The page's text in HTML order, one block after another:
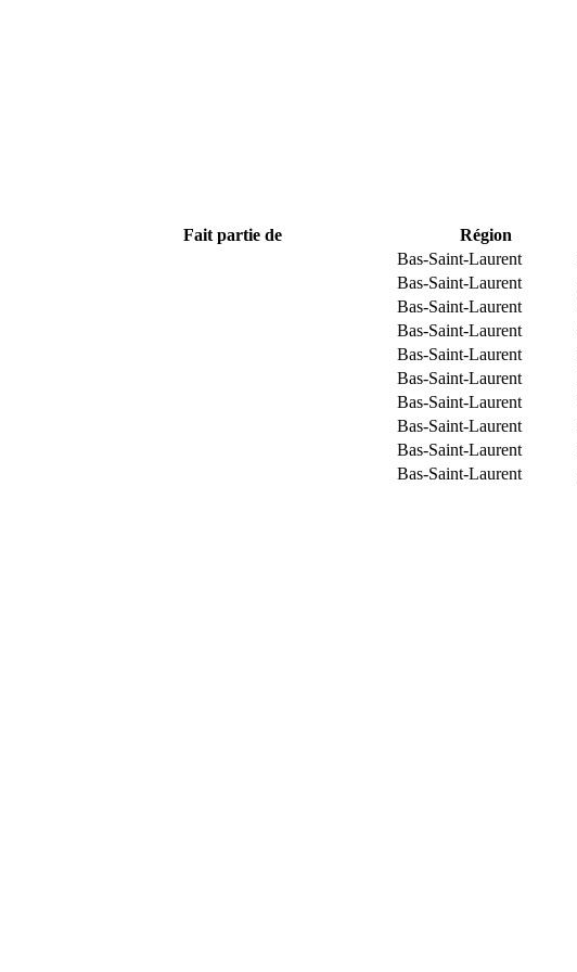
Fait partie de Région
Bas-Saint-Laurent
Bas-Saint-Laurent
Bas-Saint-Laurent
Bas-Saint-Laurent
Bas-Saint-Laurent
Bas-Saint-Laurent
Bas-Saint-Laurent
Bas-Saint-Laurent
Bas-Saint-Laurent
Bas-Saint-Laurent